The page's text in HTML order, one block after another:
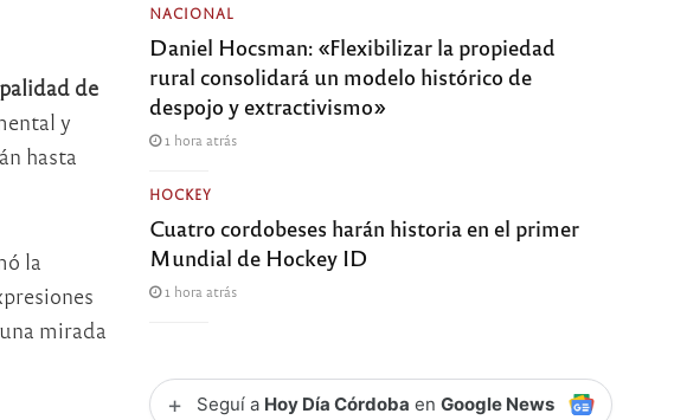
de
y
hasta
la
mirada
NACIONAL
Daniel Hocsman: «Flexibilizar la propiedad
rural consolidará un modelo histórico de
despojo y extractivismo»
1 hora atrás
HOCKEY
Cuatro cordobeses harán historia en el primer
Mundial de Hockey ID
1 hora atrás
+ Seguí a Hoy Día Córdoba enGoogle News